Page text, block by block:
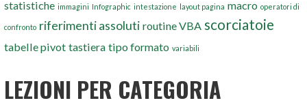
statistiche immagini Infographic intestazione layout pagina macro operatori di
confronto riferimenti assoluti routine VBA scorciatoie
tabelle pivot tastiera tipo formato variabili
LEZIONI PER CATEGORIA